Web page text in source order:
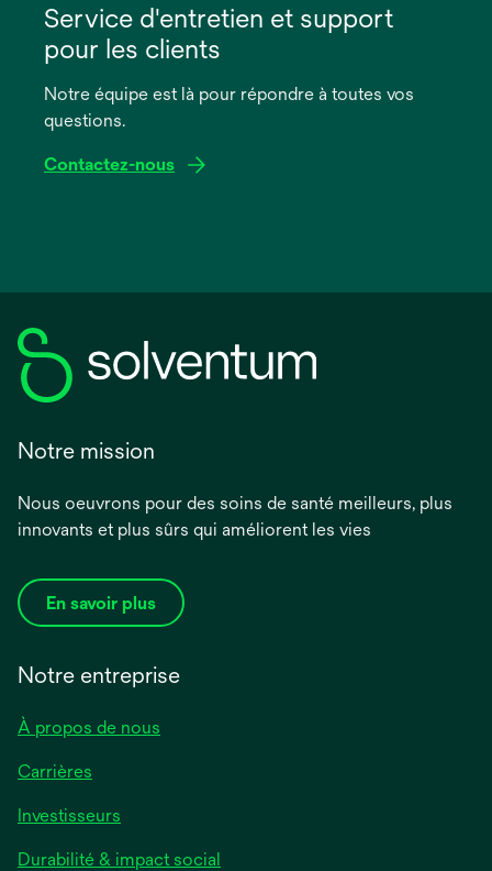
dans
nouvel
onglet
Service d'entretien et support
pour les clients
Notre équipe est là pour répondre à toutes vos
questions.
Contactez-nous
Notre mission
Nous oeuvrons pour des soins de santé meilleurs, plus
innovants et plus sûrs qui améliorent les vies
En savoir plus
Notre entreprise
À propos de nous
Carrières
Investisseurs
Durabilité & impact social